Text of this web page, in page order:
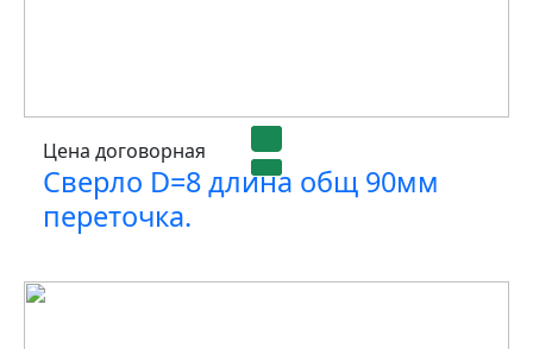
Цена договорная
Сверло D=8 длина общ 90мм
переточка.